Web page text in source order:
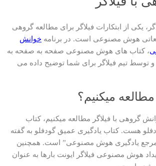
یکی از ابتکارات فیلاگر برای مطالعه گروهی
هوش مصنوعی است. در برنامه خوانش
، کتاب های هوش مصنوعی صفحه به صفحه به
توسط تیم فیلاگر برای شما توضیح داده می
میکنیم؟
گروهی با فیلاگر مطالعه میکنیم، کتاب
هست. کتاب یادگیری عمیق گودفلو به گفته
مرجع یادگیری هوش مصنوعی” است. همچنین
هوش مصنوعی فیلاگر ایونت بارها به عنوان